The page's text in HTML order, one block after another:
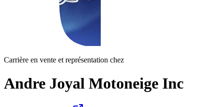
Carrière en vente et représentation chez
Andre Joyal Motoneige Inc